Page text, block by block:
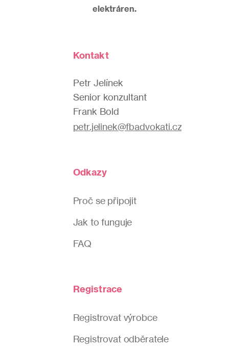
elektráren.
Kontakt
Petr Jelínek
Senior konzultant
Frank Bold
petr.jelinek@fbadvokati.cz
Odkazy
Proč se připojit
Jak to funguje
FAQ
Registrace
Registrovat výrobce
Registrovat odběratele